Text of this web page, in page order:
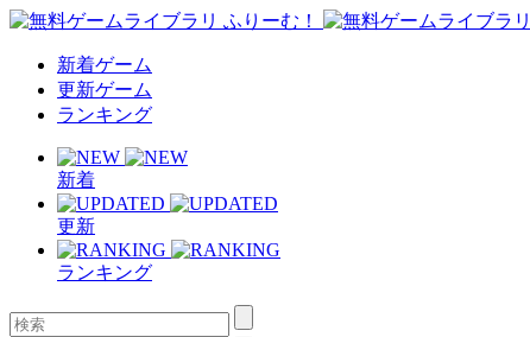
新着ゲーム
更新ゲーム
ランキング
新着
更新
ランキング